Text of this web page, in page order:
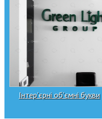
Інтер'єрні об'ємні букви